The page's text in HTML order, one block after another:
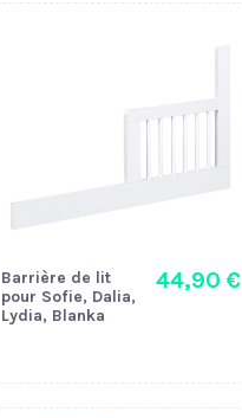
Barrière de lit
pour Sofie, Dalia,
Lydia, Blanka
44,90 €